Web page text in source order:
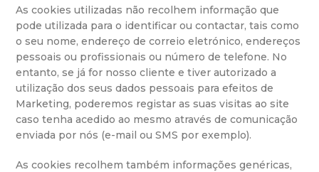
As cookies utilizadas não recolhem informação que
pode utilizada para o identificar ou contactar, tais como
o seu nome, endereço de correio eletrónico, endereços
pessoais ou profissionais ou número de telefone. No
entanto, se já for nosso cliente e tiver autorizado a
utilização dos seus dados pessoais para efeitos de
Marketing, poderemos registar as suas visitas ao site
caso tenha acedido ao mesmo através de comunicação
enviada por nós (e-mail ou SMS por exemplo).
As cookies recolhem também informações genéricas,